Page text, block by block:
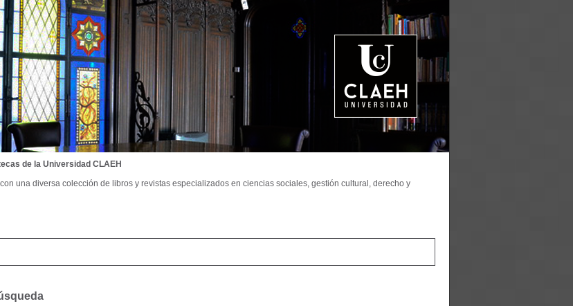
de la Universidad CLAEH
una diversa colección de libros y revistas especializados en ciencias sociales, gestión cultural, derecho y